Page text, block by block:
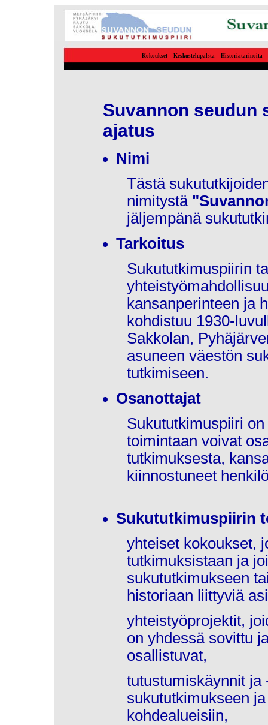
Kokoukset Keskustelupalsta Historiatarinoita
Suvannon
ajatus
Nimi
Tästä
nimitystä
jäljempänä
Tarkoitus
Sukututkimuspiirin
kansanperinteen ja
kohdistuu 1930-
Sakkolan,
asuneen väestön
tutkimiseen.
Osanottajat
Sukututkimuspiiri
toimintaan voivat
tutkimuksesta,
kiinnostuneet
Sukututkimuspiirin
yhteiset kokoukset,
tutkimuksistaan ja
sukututkimukseen
historiaan liittyviä
yhteistyöprojektit,
on yhdessä sovittu
osallistuvat,
tutustumiskäynnit ja
sukututkimukseen
kohdealueisiin,